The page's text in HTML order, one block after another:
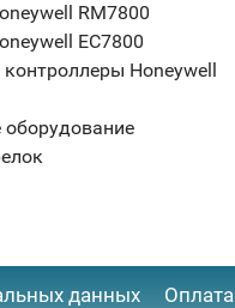
RM7800
EC7800
Honeywell
данных Оплата